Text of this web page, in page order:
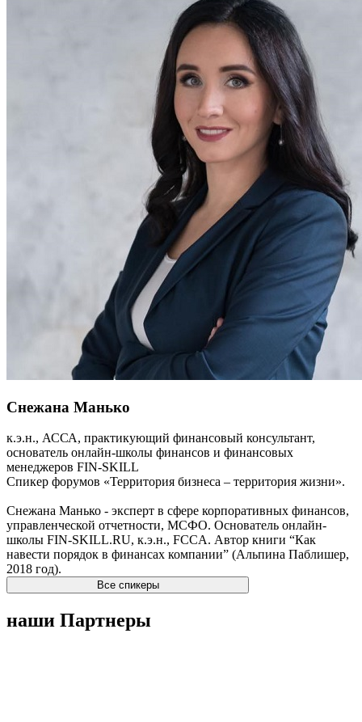
Снежана Манько
к.э.н., АССА, практикующий финансовый консультант,
основатель онлайн-школы финансов и финансовых
менеджеров FIN-SKILL
Спикер форумов «Территория бизнеса – территория жизни».
Снежана Манько - эксперт в сфере корпоративных финансов,
управленческой отчетности, МСФО. Основатель онлайн-
школы FIN-SKILL.RU, к.э.н., FCCA. Автор книги “Как
навести порядок в финансах компании” (Альпина Паблишер,
2018 год).
Все спикеры
наши Партнеры